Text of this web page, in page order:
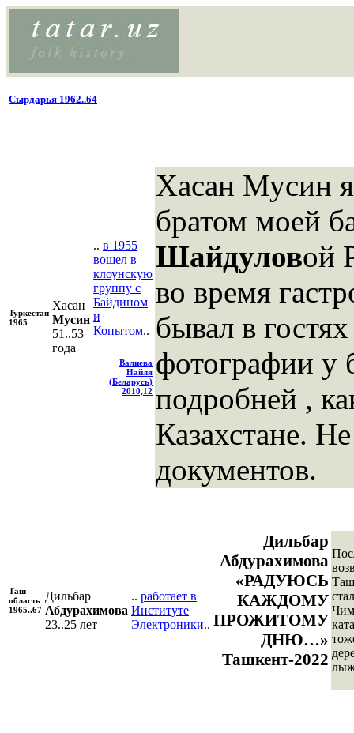
Сырдарья 1962..64
Туркестан
1965
Хасан
Мусин
51..53
года
.. в 1955
вошел в
клоунскую
группу с
Байдином
и
Копытом..
Валиева
Найля
(Беларусь)
2010,12
Хасан Мусин
братом моей
Шайдуловой
во время
бывал в
фотографии
подробней ,
Казахстане.
документов.
Таш-
область
1965..67
Дильбар
Абдурахимова
23..25 лет
.. работает в
Институте
Электроники..
Дильбар
Абдурахимова
«РАДУЮСЬ
КАЖДОМУ
ПРОЖИТОМУ
ДНЮ…»
Ташкент-2022